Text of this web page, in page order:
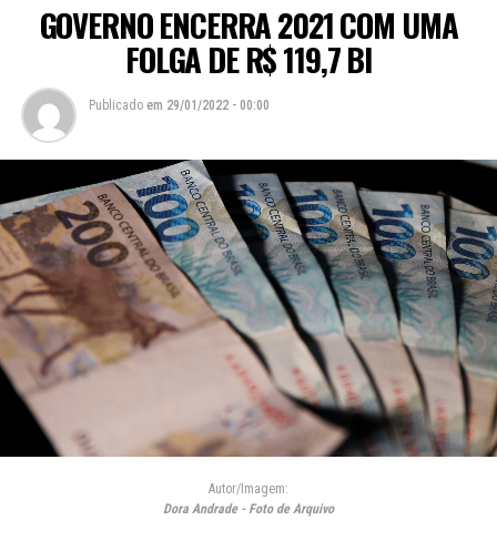
GOVERNO ENCERRA 2021 COM UMA
FOLGA DE R$ 119,7 BI
Publicado em 29/01/2022 - 00:00
Autor/Imagem:
Dora Andrade - Foto de Arquivo